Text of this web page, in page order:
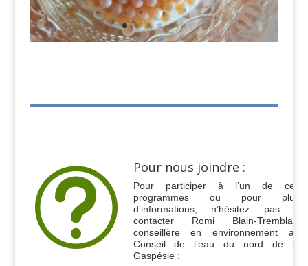
t Pour nous joindre :
Pour participer à l’un de ces
programmes ou pour plus
d’informations, n’hésitez pas à
contacter Romi Blain-Tremblay,
conseillère en environnement au
Conseil de l’eau du nord de la
Gaspésie :